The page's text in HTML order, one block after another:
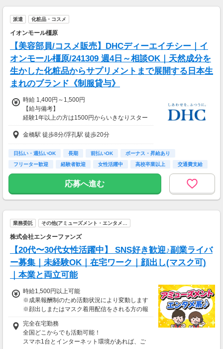
派遣 化粧品・コスメ
イオンモール橿原
【美容部員/コスメ販売】DHCディーエイチシー｜イ
オンモール橿原/241309 週4日～相談OK｜天然成分を
生かした化粧品からサプリメントまで展開する日本生
まれのブランド《制服貸与》
時給 1,400円～1,500円
【給与備考】
経験1年以上の方は1500円からいきなりスター
ト！ 経験1年未満の方も就業1年後には必ず150
0円に昇給します！
◆月収例
23万5千円～25万2千円＋残業手当
6割のスタッフが利用中！働いた給料の一部を
最短即時支払い。
利用料・振込手数料はすべて無料。
金橋駅 徒歩8分/浮孔駅 徒歩20分
日払い・週払いOK 長期 前払いOK
ボーナス・昇給あり
フリーター歓迎
経験者歓迎 女性活躍中 高校卒業以上 交通費支給
応募へ進む
業務委託 その他(アミューズメント・エンタメ…
株式会社エンターファンズ
【20代〜30代女性活躍中】 SNS好き歓迎♪副業ライバ
ー募集｜未経験OK｜在宅ワーク｜顔出し(マスク可)
｜本業と両立可能
時給1,500円以上可能
※成果報酬制のため活動状況により変動します
※顔出しまたはマスク着用配信をされる方の報
酬基準となります
【収入例】
■事務職Aさん（週3日・月50時間程度）
月収8万円～15万円
完全在宅勤務
全国どこからでも活動可能！
スマホ1台とインターネット環境があれば、ご